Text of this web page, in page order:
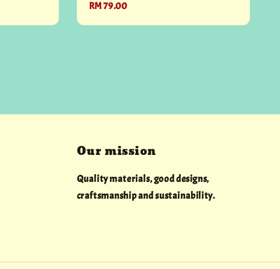
Regular
RM 79.00
Our mission
Quality materials, good designs,
craftsmanship and sustainability.